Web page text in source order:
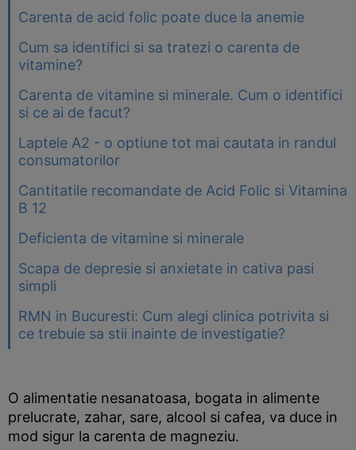
Carenta de acid folic poate duce la anemie
Cum sa identifici si sa tratezi o carenta de
vitamine?
Carenta de vitamine si minerale. Cum o identifici
si ce ai de facut?
Laptele A2 - o optiune tot mai cautata in randul
consumatorilor
Cantitatile recomandate de Acid Folic si Vitamina
B 12
Deficienta de vitamine si minerale
Scapa de depresie si anxietate in cativa pasi
simpli
RMN in Bucuresti: Cum alegi clinica potrivita si
ce trebuie sa stii inainte de investigatie?
O alimentatie nesanatoasa, bogata in alimente
prelucrate, zahar, sare, alcool si cafea, va duce in
mod sigur la carenta de magneziu.